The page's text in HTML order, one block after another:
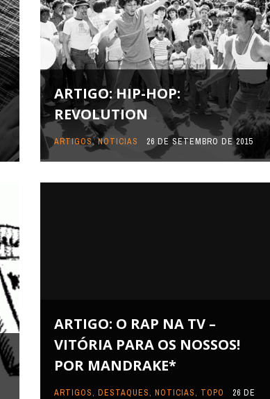
ARTIGO: HIP-HOP:
REVOLUTION
ARTIGOS,NOTICIAS 26 DE SETEMBRO DE 2015
ARTIGO: O RAP NA TV –
VITÓRIA PARA OS NOSSOS!
POR MANDRAKE*
ARTIGOS, DESTAQUES, NOTICIAS, TOPO
26 DE